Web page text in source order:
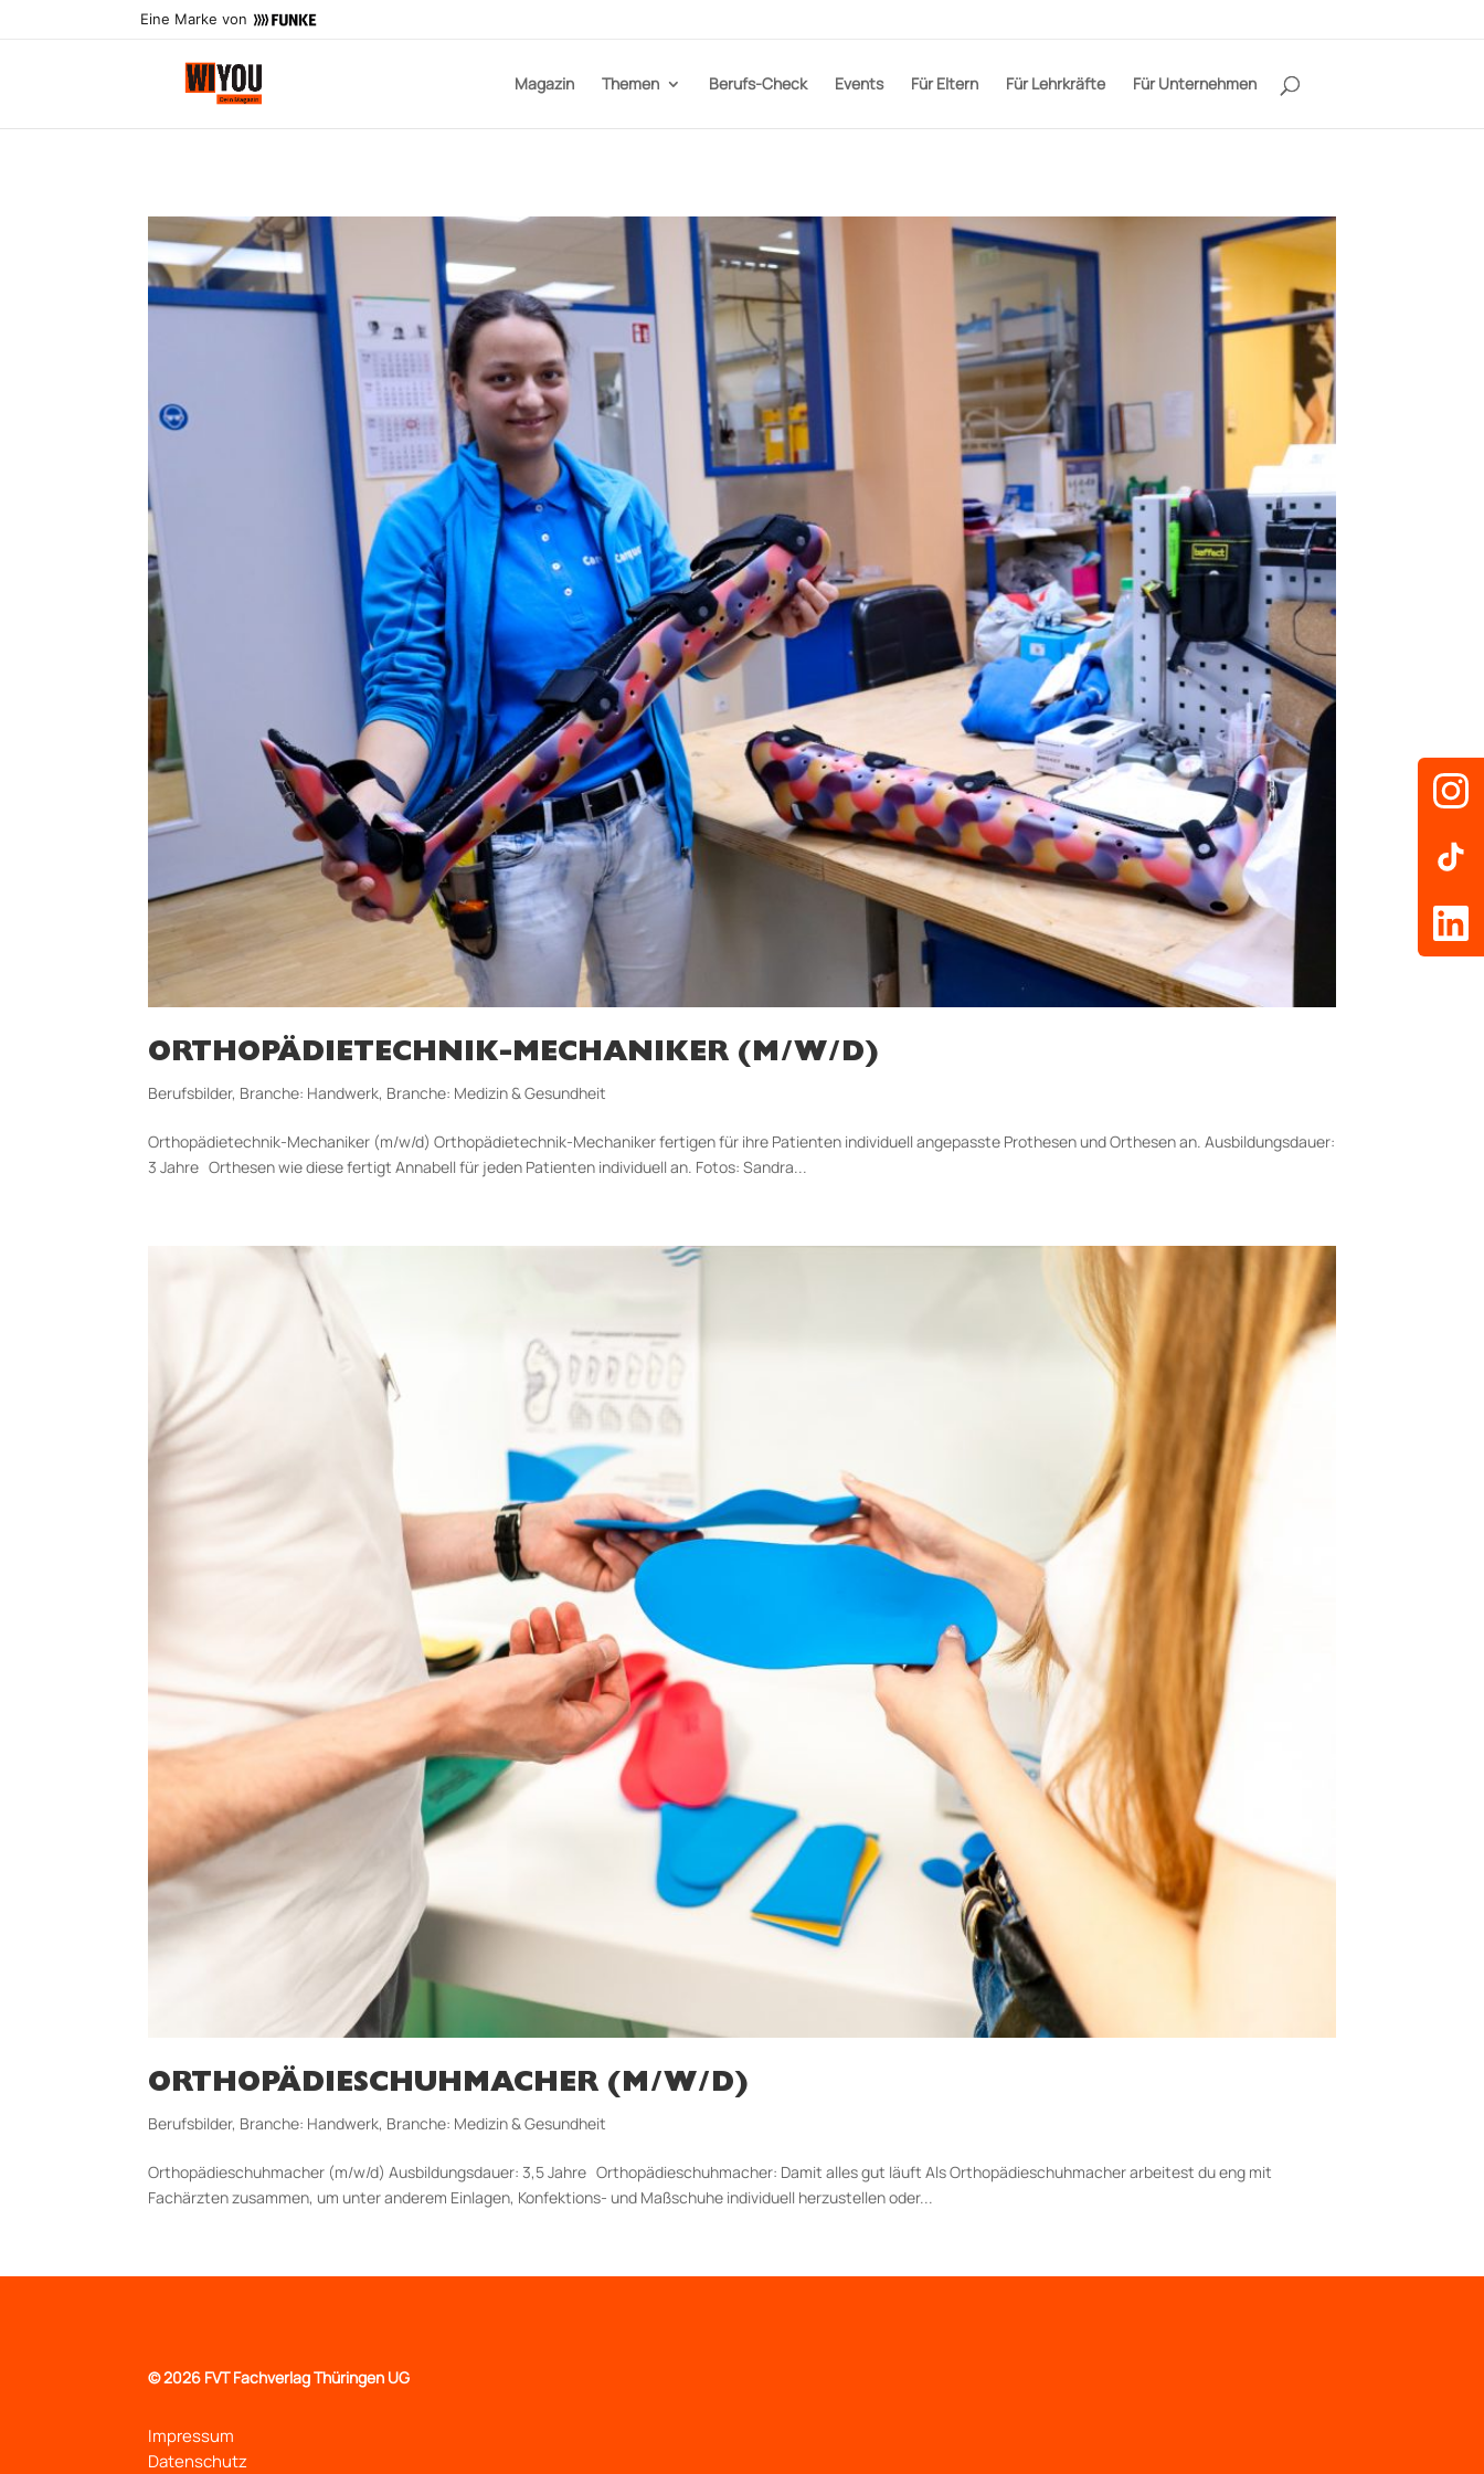
Eine Marke von
Magazin Themen Berufs-Check Events Für Eltern Für Lehrkräfte Für Unternehmen
ORTHOPÄDIETECHNIK-MECHANIKER (M/W/D)
Berufsbilder, Branche: Handwerk, Branche: Medizin & Gesundheit
Orthopädietechnik-Mechaniker (m/w/d) Orthopädietechnik-Mechaniker fertigen für ihre Patienten individuell angepasste Prothesen und Orthesen an. Aus­bildungs­dauer:
3 Jahre Orthesen wie diese fertigt Annabell für jeden Patienten individuell an. Fotos: Sandra...
ORTHOPÄDIESCHUHMACHER (M/W/D)
Berufsbilder, Branche: Handwerk, Branche: Medizin & Gesundheit
Orthopädieschuhmacher (m/w/d) Aus­bildungs­dauer: 3,5 Jahre Orthopädieschuhmacher: Damit alles gut läuft Als Orthopädieschuhmacher arbeitest du eng mit
Fachärzten zusammen, um unter anderem Einlagen, Konfektions- und Maßschuhe individuell herzustellen oder...
©2026 FVT Fachverlag Thüringen UG
Impressum
Datenschutz